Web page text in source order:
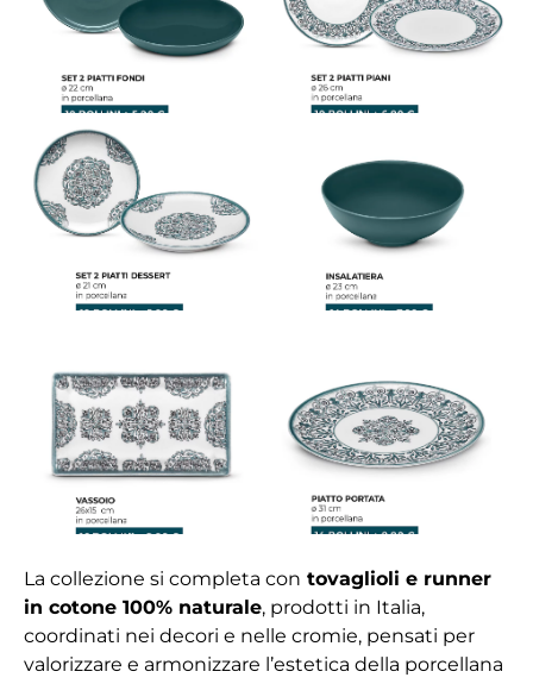
La collezione si completa con tovaglioli e runner
in cotone 100% naturale, prodotti in Italia,
coordinati nei decori e nelle cromie, pensati per
valorizzare e armonizzare l’estetica della porcellana